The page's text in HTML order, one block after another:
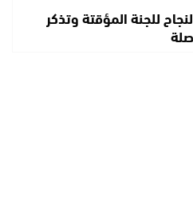
للجنة المؤقتة وتذكر